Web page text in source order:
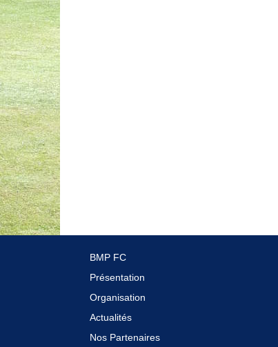
BMP FC
Présentation
Organisation
Actualités
Nos Partenaires